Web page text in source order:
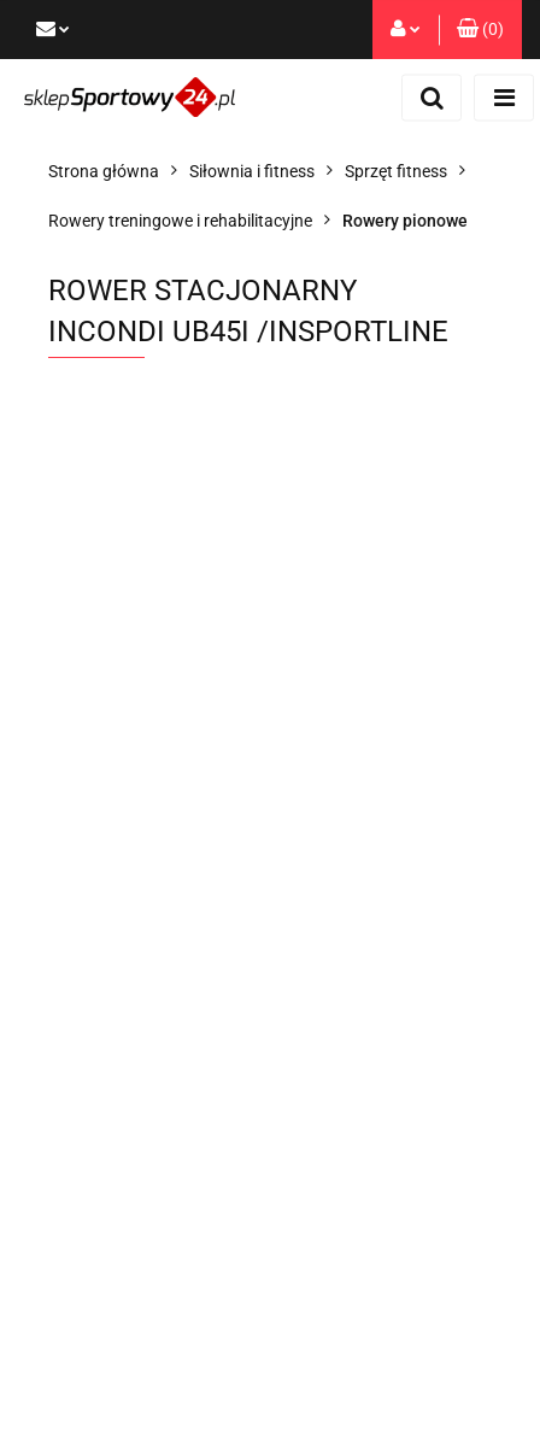
Dodaj zgłoszenie
(0)
Strona główna Siłownia i fitness Sprzęt fitness
Rowery treningowe i rehabilitacyjne Rowery pionowe
ROWER STACJONARNY
INCONDI UB45I /INSPORTLINE